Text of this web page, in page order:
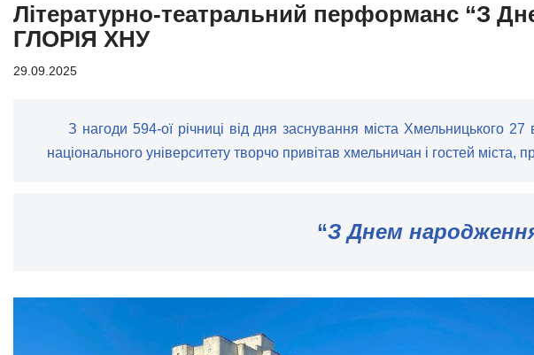
Літературно-театральний перформанс “З
ГЛОРІЯ ХНУ
29.09.2025
З нагоди 594-ої річниці від дня заснування міста Хмельницького
національного університету творчо привітав хмельничан і гостей
“З Днем